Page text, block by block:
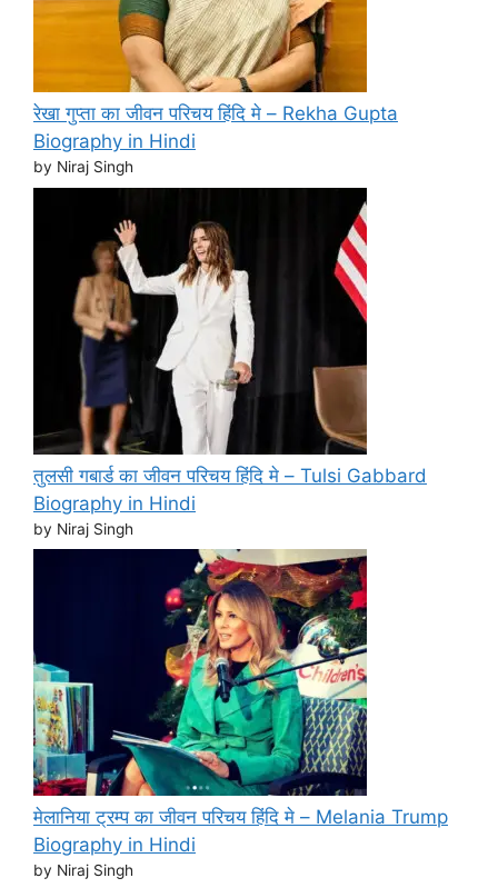
रेखा गुप्ता का जीवन परिचय हिंदि मे – Rekha Gupta
Biography in Hindi
by Niraj Singh
तुलसी गबार्ड का जीवन परिचय हिंदि मे – Tulsi Gabbard
Biography in Hindi
by Niraj Singh
मेलानिया ट्रम्प का जीवन परिचय हिंदि मे – Melania Trump
Biography in Hindi
by Niraj Singh